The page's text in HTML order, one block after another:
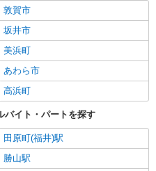
敦賀市
坂井市
美浜町
あわら市
高浜町
バイト・パートを探す
田原町(福井)駅
勝山駅